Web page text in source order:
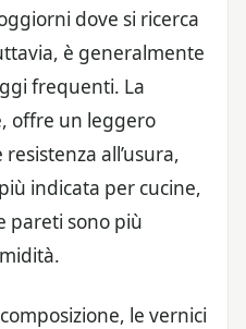
dove si ricerca
è generalmente
frequenti. La
offre un leggero
all’usura,
indicata per cucine,
pareti sono più
le vernici